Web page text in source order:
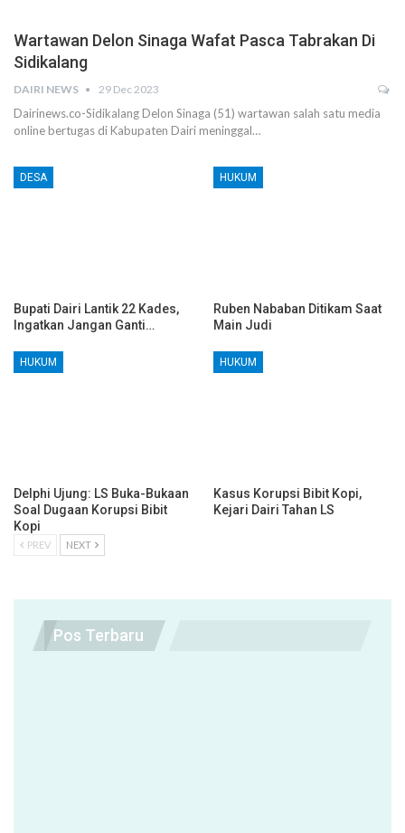
Wartawan Delon Sinaga Wafat Pasca Tabrakan Di
Sidikalang
DAIRI NEWS 29 Dec 2023
Dairinews.co-Sidikalang Delon Sinaga (51) wartawan salah satu media
online bertugas di Kabupaten Dairi meninggal…
DESA
Bupati Dairi Lantik 22 Kades,
Ingatkan Jangan Ganti…
HUKUM
Ruben Nababan Ditikam Saat
Main Judi
HUKUM
Delphi Ujung: LS Buka-Bukaan
Soal Dugaan Korupsi Bibit
Kopi
HUKUM
Kasus Korupsi Bibit Kopi,
Kejari Dairi Tahan LS
PREV NEXT
Pos Terbaru